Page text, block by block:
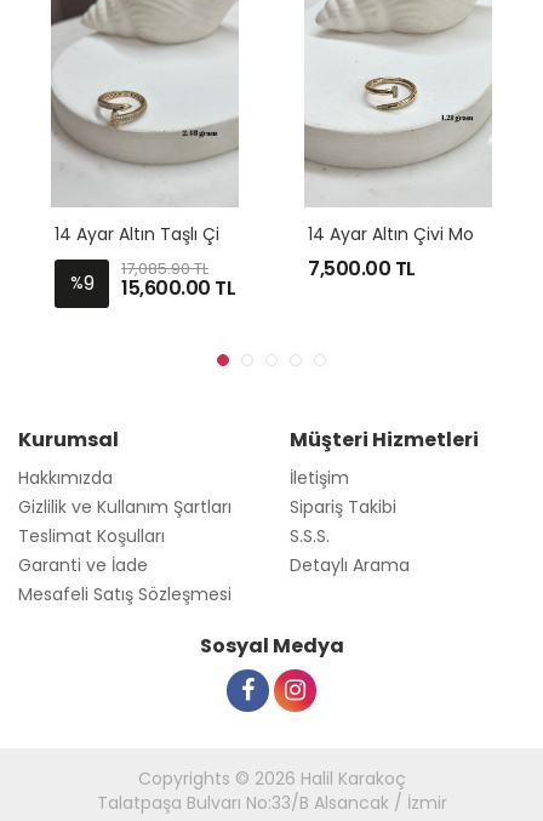
%9
17,085.90 TL
15,600.00 TL
7,500.00 TL
Kurumsal
Hakkımızda
Gizlilik ve Kullanım Şartları
Teslimat Koşulları
Garanti ve İade
Mesafeli Satış Sözleşmesi
Müşteri Hizmetleri
İletişim
Sipariş Takibi
S.S.S.
Detaylı Arama
Sosyal Medya
Copyrights © 2026 Halil Karakoç
Talatpaşa Bulvarı No:33/B Alsancak / İzmir